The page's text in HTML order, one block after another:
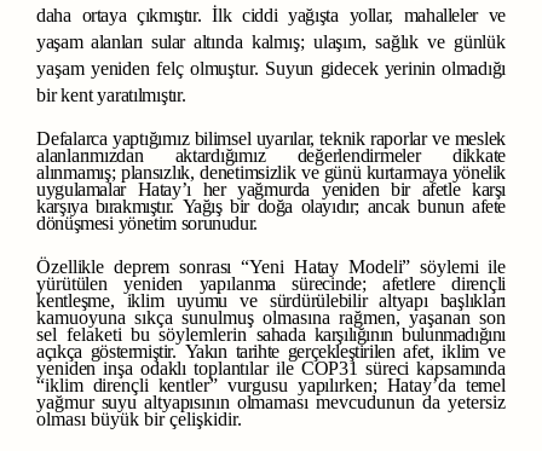
daha ortaya çıkmıştır. İlk ciddi yağışta yollar, mahalleler ve
yaşam alanları sular altında kalmış; ulaşım, sağlık ve günlük
yaşam yeniden felç olmuştur. Suyun gidecek yerinin olmadığı
bir kent yaratılmıştır.
Defalarca yaptığımız bilimsel uyarılar, teknik raporlar ve meslek
alanlarımızdan aktardığımız
değerlendirmeler
dikkate
alınmamış; plansızlık, denetimsizlik ve günü kurtarmaya yönelik
uygulamalar
Hatay’ı her yağmurda yeniden bir afetle karşı
karşıya bırakmıştır. Yağış bir doğa olayıdır; ancak bunun afete
dönüşmesi yönetim sorunudur.
Özellikle deprem sonrası “Yeni Hatay Modeli” söylemi ile
yürütülen
yeniden yapılanmasürecinde; afetlere
dirençli
kentleşme,
iklim uyumu ve sürdürülebilir altyapı
başlıkları
kamuoyuna sıkça sunulmuş olmasına rağmen, yaşanan son
sel felaketi bu söylemlerin sahada karşılığının bulunmadığını
açıkça göstermiştir. Yakın tarihte gerçekleştirilen afet, iklim ve
yeniden inşa odaklı toplantılar ile COP31 süreci kapsamında
“iklim dirençli kentler” vurgusu yapılırken; Hatay’da temel
yağmur suyu altyapısının olmaması mevcudunun da yetersiz
olması büyük bir çelişkidir.